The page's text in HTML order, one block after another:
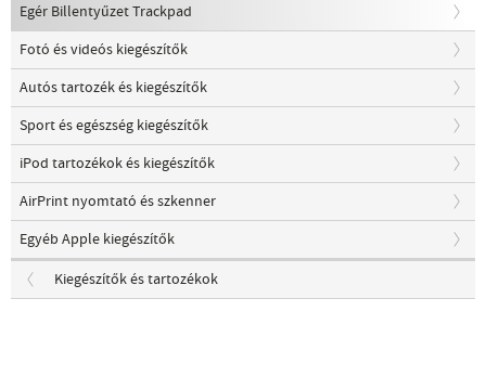
Egér Billentyűzet Trackpad
Fotó és videós kiegészítők
Autós tartozék és kiegészítők
Sport és egészség kiegészítők
iPod tartozékok és kiegészítők
AirPrint nyomtató és szkenner
Egyéb Apple kiegészítők
Kiegészítők és tartozékok